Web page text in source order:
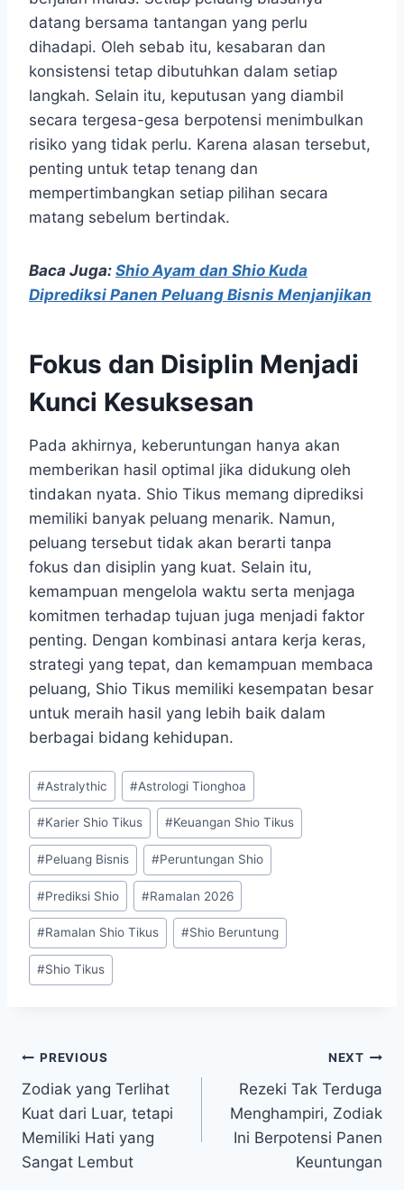
datang bersama tantangan yang perlu
dihadapi. Oleh sebab itu, kesabaran dan
konsistensi tetap dibutuhkan dalam setiap
langkah. Selain itu, keputusan yang diambil
secara tergesa-gesa berpotensi menimbulkan
risiko yang tidak perlu. Karena alasan tersebut,
penting untuk tetap tenang dan
mempertimbangkan setiap pilihan secara
matang sebelum bertindak.
Baca Juga: Shio Ayam dan Shio Kuda
Diprediksi Panen Peluang Bisnis Menjanjikan
Fokus dan Disiplin Menjadi
Kunci Kesuksesan
Pada akhirnya, keberuntungan hanya akan
memberikan hasil optimal jika didukung oleh
tindakan nyata. Shio Tikus memang diprediksi
memiliki banyak peluang menarik. Namun,
peluang tersebut tidak akan berarti tanpa
fokus dan disiplin yang kuat. Selain itu,
kemampuan mengelola waktu serta menjaga
komitmen terhadap tujuan juga menjadi faktor
penting. Dengan kombinasi antara kerja keras,
strategi yang tepat, dan kemampuan membaca
peluang, Shio Tikus memiliki kesempatan besar
untuk meraih hasil yang lebih baik dalam
berbagai bidang kehidupan.
Post
Tags:
#Astralythic #Astrologi Tionghoa
#Karier Shio Tikus #Keuangan Shio Tikus
#Peluang Bisnis #Peruntungan Shio
#Prediksi Shio #Ramalan 2026
#Ramalan Shio Tikus #Shio Beruntung
#Shio Tikus
Post
navigation
PREVIOUS
Zodiak yang Terlihat
Kuat dari Luar, tetapi
Memiliki Hati yang
Sangat Lembut
NEXT
Rezeki Tak Terduga
Menghampiri, Zodiak
Ini Berpotensi Panen
Keuntungan